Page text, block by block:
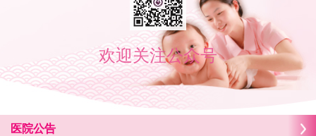
欢迎关注公众号
医院公告